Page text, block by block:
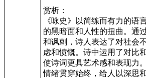
赏析：
《咏史》以简练而有力的语
的黑暗面和人性的扭曲。通
和讽刺，诗人表达了对社会
虑和愤慨。诗中运用了对比
使诗词更具艺术感和表现力
情绪贯穿始终，给人以深思